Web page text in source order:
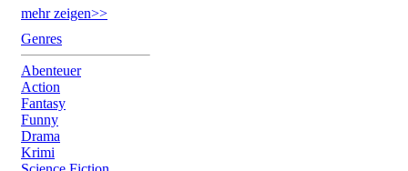
mehr zeigen>>
Genres
Abenteuer
Action
Fantasy
Funny
Drama
Krimi